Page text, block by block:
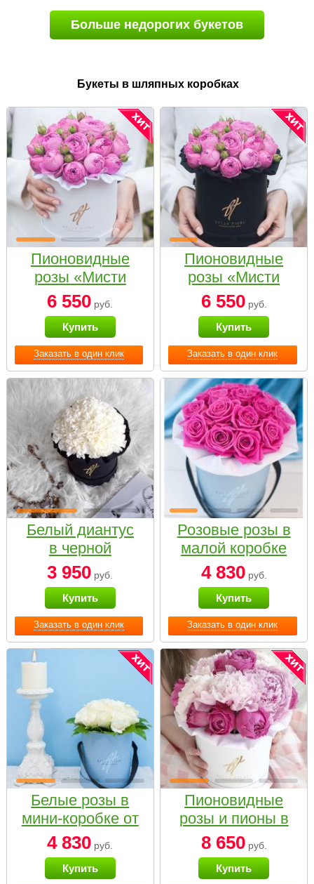
Больше недорогих букетов
Букеты в шляпных коробках
Заказать в один клик
Пионовидные
розы «Мисти
бабблс» в белой
коробке Small
6 550 руб.
Купить
Заказать в один клик
Пионовидные
розы «Мисти
бабблс» в
черной коробке
Small
6 550руб.
Купить
Заказать в один клик
Белый диантус
в черной
коробке Small
3 950 руб.
Купить
Заказать в один клик
Розовые розы в
малой коробке
4 830руб.
Купить
Белые розы в
мини-коробке от
Bella Fiori
4 830 руб.
Купить
Пионовидные
розы и пионы в
белой коробке
Small
8 650руб.
Купить